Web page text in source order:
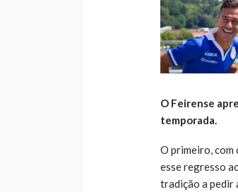
O Feirense
temporada.
O primeiro, com
esse regresso
tradição a pedir